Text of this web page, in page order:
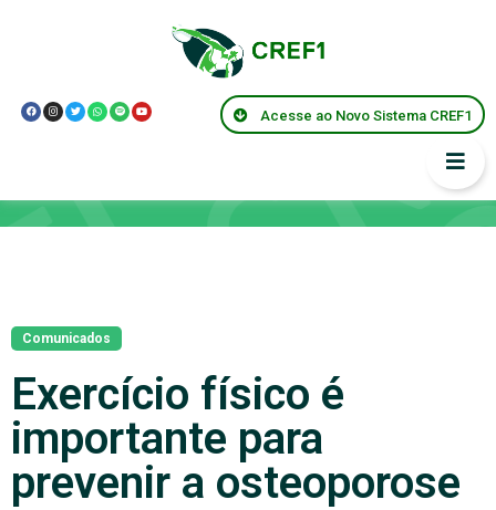
Acesse ao Novo Sistema CREF1
Comunicados
Exercício físico é
importante para
prevenir a osteoporose